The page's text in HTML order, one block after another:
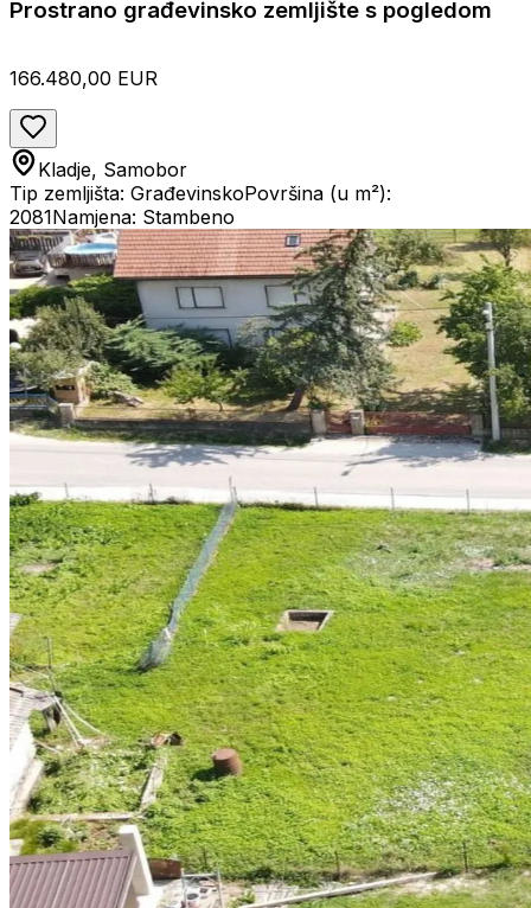
Prostrano građevinsko zemljište s pogledom
166.480,00 EUR
Kladje, Samobor
Tip zemljišta: GrađevinskoPovršina (u m²):
2081Namjena: Stambeno